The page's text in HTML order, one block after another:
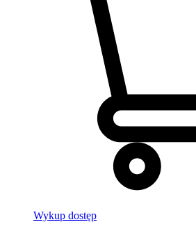
Wykup dostęp